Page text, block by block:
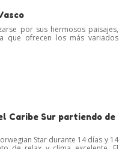
por sus hermosos paisajes,
que ofrecen los más variados
Caribe Sur partiendo de
Star durante 14 días y 14